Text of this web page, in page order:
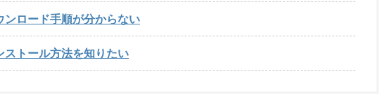
ンロード手順が分からない
ストール方法を知りたい